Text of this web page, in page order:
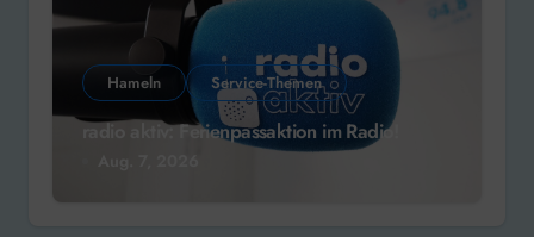
Hameln Service-Themen
radio aktiv: Ferienpassaktion im Radio!